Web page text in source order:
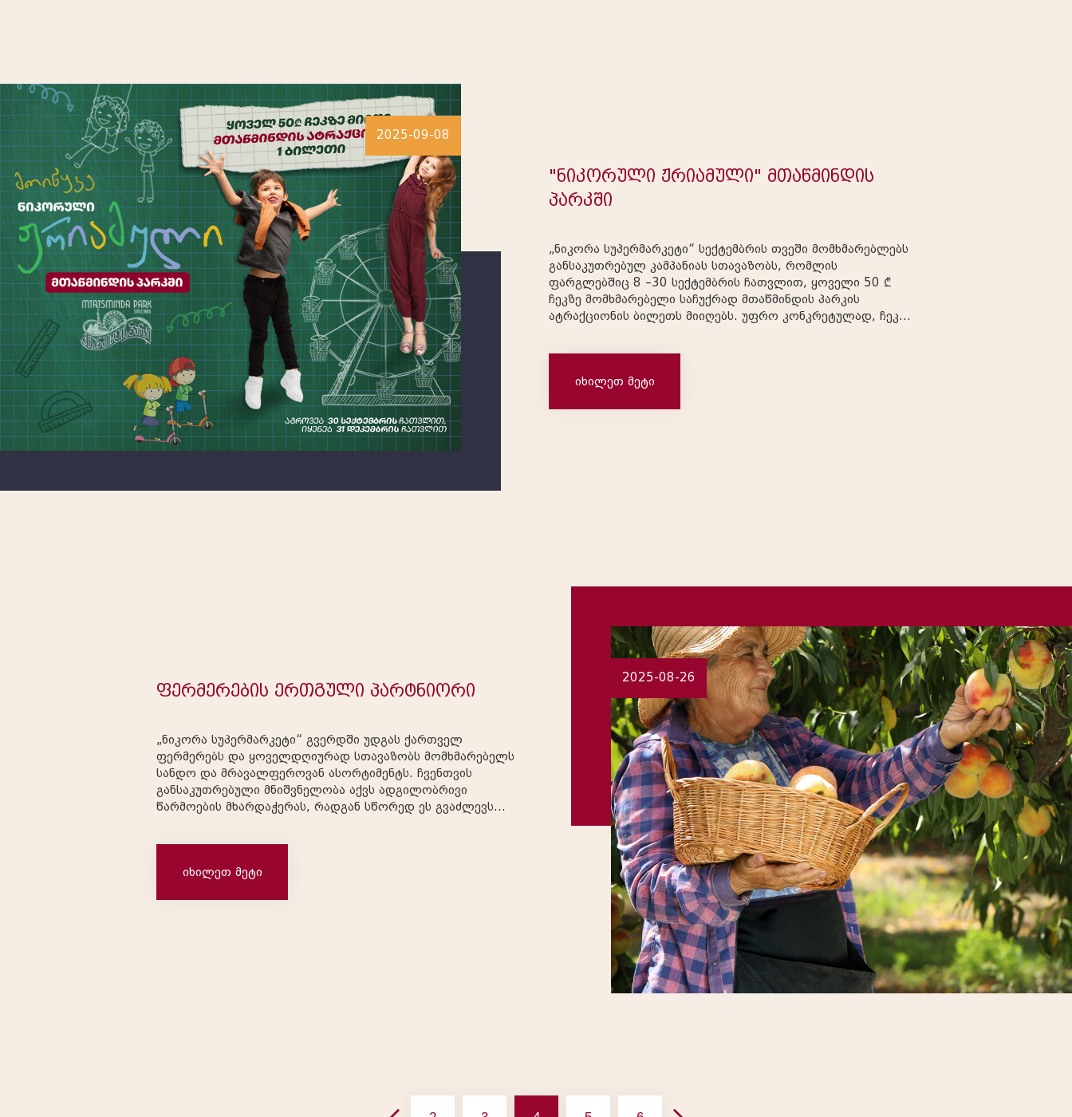
2025-09-08
"ნიკორული ჟრიამული" მთაწმინდის
პარკში
„ნიკორა სუპერმარკეტი“ სექტემბრის თვეში მომხმარებლებს
განსაკუთრებულ კამპანიას სთავაზობს, რომლის
ფარგლებშიც 8 –30 სექტემბრის ჩათვლით, ყოველი 50 ₾
ჩეკზე მომხმარებელი საჩუქრად მთაწმინდის პარკის
ატრაქციონის ბილეთს მიიღებს. უფრო კონკრეტულად, ჩეკზე
ბილეთი უტოლდება ერთ ნებისმიერ ატრაქციონს
იხილეთ მეტი
2025-08-26
ფერმერების ერთგული პარტნიორი
„ნიკორა სუპერმარკეტი“ გვერდში უდგას ქართველ
ფერმერებს და ყოველდღიურად სთავაზობს მომხმარებელს
სანდო და მრავალფეროვან ასორტიმენტს. ჩვენთვის
განსაკუთრებული მნიშვნელობა აქვს ადგილობრივი
წარმოების მხარდაჭერას, რადგან სწორედ ეს გვაძლევს
და გავუზიაროთ ქართული სოფლის ნამდვილი ძალა. ჩვენი
იხილეთ მეტი